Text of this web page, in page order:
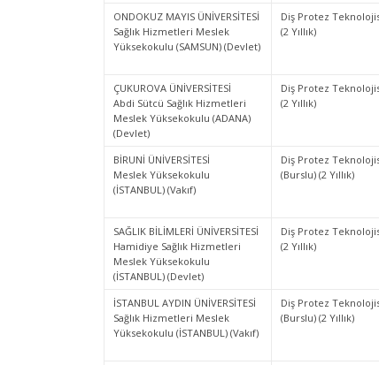
ONDOKUZ MAYIS ÜNİVERSİTESİ
Sağlık Hizmetleri Meslek
Yüksekokulu (SAMSUN) (Devlet)
Diş Protez
(2 Yıllık)
ÇUKUROVA ÜNİVERSİTESİ
Abdi Sütcü Sağlık Hizmetleri
Meslek Yüksekokulu (ADANA)
(Devlet)
Diş Protez
(2 Yıllık)
BİRUNİ ÜNİVERSİTESİ
Meslek Yüksekokulu
(İSTANBUL) (Vakıf)
Diş Protez
(Burslu) (2 Yıllık)
SAĞLIK BİLİMLERİ ÜNİVERSİTESİ
Hamidiye Sağlık Hizmetleri
Meslek Yüksekokulu
(İSTANBUL) (Devlet)
Diş Protez
(2 Yıllık)
İSTANBUL AYDIN ÜNİVERSİTESİ
Sağlık Hizmetleri Meslek
Yüksekokulu (İSTANBUL) (Vakıf)
Diş Protez
(Burslu) (2 Yıllık)